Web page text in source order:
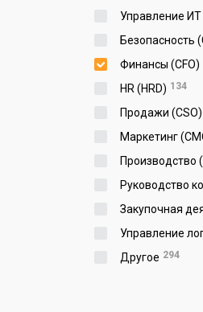
Управление ИТ
Безопасность
Финансы (CFO)
HR (HRD) 134
Продажи (CSO)
Маркетинг
Производство
Руководство
Закупочная
Управление
Другое 294